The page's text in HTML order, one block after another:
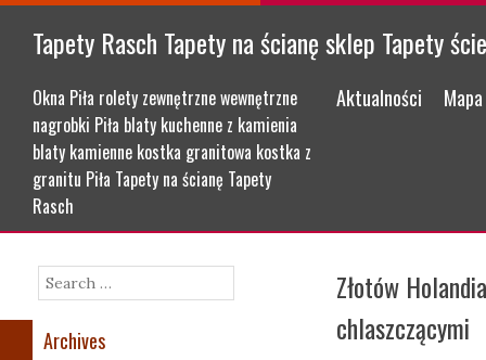
Tapety Rasch Tapety na ścianę sklep Tapety
Okna Piła rolety zewnętrzne wewnętrzne
nagrobki Piła blaty kuchenne z kamienia
blaty kamienne kostka granitowa kostka z
granitu Piła Tapety na ścianę Tapety
Rasch
Menu
Skip to content
Aktualności
Złotów
chlaszczącymi
Search
Archives